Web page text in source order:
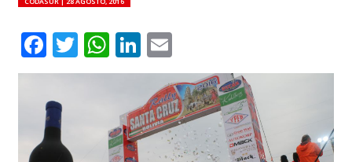
Facebook
Twitter
WhatsApp
LinkedIn
Email